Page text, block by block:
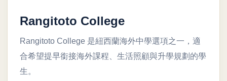
Rangitoto College
Rangitoto College 是紐西蘭海外中學選項之一，適
合希望提早銜接海外課程、生活照顧與升學規劃的學
生。